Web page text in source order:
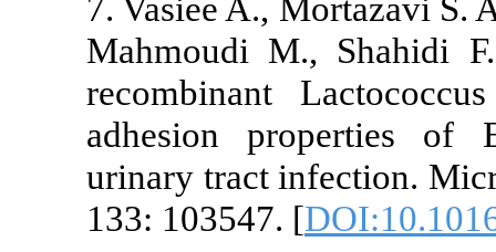
7. Vasiee A.,
Mahmoudi
adhesion
urinary tract
133: 103547. [